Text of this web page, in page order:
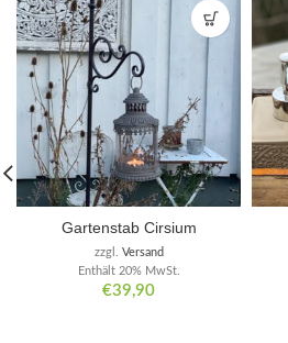
Gartenstab Cirsium
€39,90
Enthält 20% MwSt.
zzgl. Versand